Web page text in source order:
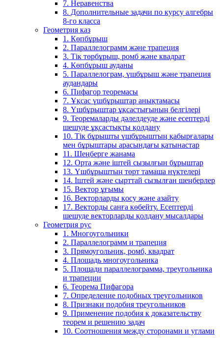
7. Неравенства
8. Дополнительные задачи по курсу алгебры
8-го класса
Геометрия каз
1. Көпбұрыш
2. Параллелограмм және трапеция
3. Тік төрбұрыш, ромб және квадрат
4. Көпбұрыш ауданы
5. Параллелограм, үшбұрыш және трапеция
аудандары
6. Пифагор теоремасы
7. Ұқсас үшбұрыштар анықтамасы
8. Үшбұрыштар ұқсастығының белгілері
9. Теоремаларды дәлелдеуде және есептерді
шешуде ұқсастықты қолдану
10. Тік бұрышты үшбұрыштың қабырғалары
мен бұрыштары арасындағы қатынастар
11. Шеңберге жанама
12. Орта және іштей сызылғын бұрыштар
13. Үшбұрыштың төрт тамаша нүктелері
14. Іштей және сырттай сызылған шеңберлер
15. Вектор ұғымы
16. Векторларды қосу және азайту
17. Векторды санға көбейту. Есептерді
шешуде векторларды қолдану мысалдары
Геометрия рус
1. Многоугольники
2. Параллелограмм и трапеция
3. Прямоугольник, ромб, квадрат
4. Площадь многоугольника
5. Площади параллелограмма, треугольника
и трапеции
6. Теорема Пифагора
7. Определение подобных треугольников
8. Признаки подобия треугольников
9. Применение подобия к доказательству
теорем и решению задач
10. Соотношения между сторонами и углами